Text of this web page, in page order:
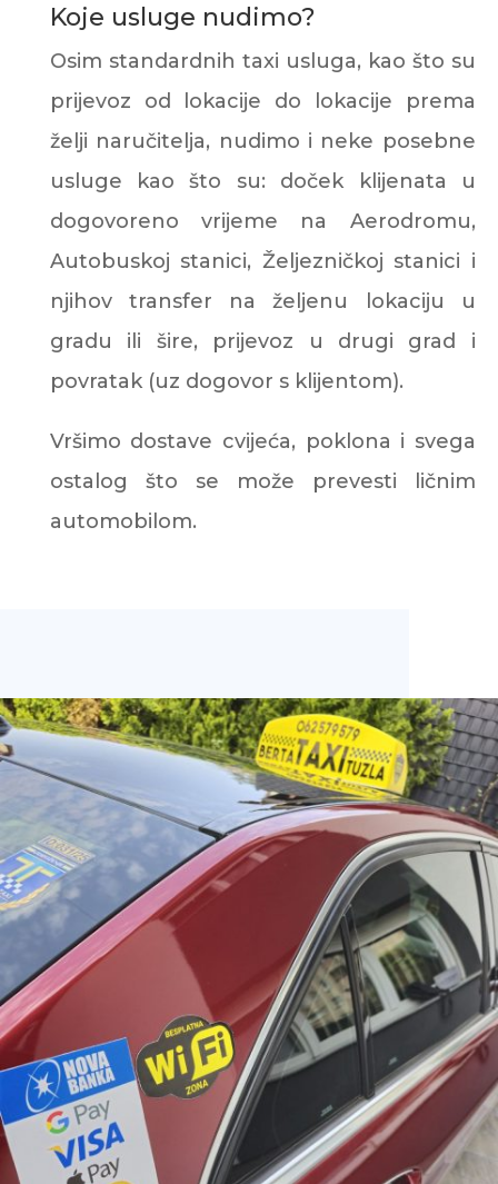
Koje usluge nudimo?
Osim standardnih taxi usluga, kao što su
prijevoz od lokacije do lokacije prema
želji naručitelja, nudimo i neke posebne
usluge kao što su: doček klijenata u
dogovoreno vrijeme na Aerodromu,
Autobuskoj stanici, Željezničkoj stanici i
njihov transfer na željenu lokaciju u
gradu ili šire, prijevoz u drugi grad i
povratak (uz dogovor s klijentom).
Vršimo dostave cvijeća, poklona i svega
ostalog što se može prevesti ličnim
automobilom.